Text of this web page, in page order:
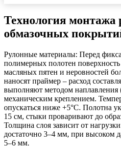
Технология монтажа
обмазочных
Рулонные материалы: Перед
полимерных полотен
масляных пятен и неровностей
наносят праймер – расход
выполняют методом наплавления
механическим креплением.
опускаться ниже +5°С. Полотна
15 см, стыки проваривают до
Толщина слоя зависит от
достаточно 3–4 мм, при высоком
5–6 мм.